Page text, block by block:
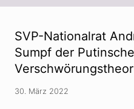
SVP-Nationalrat
Sumpf der
30. März 2022